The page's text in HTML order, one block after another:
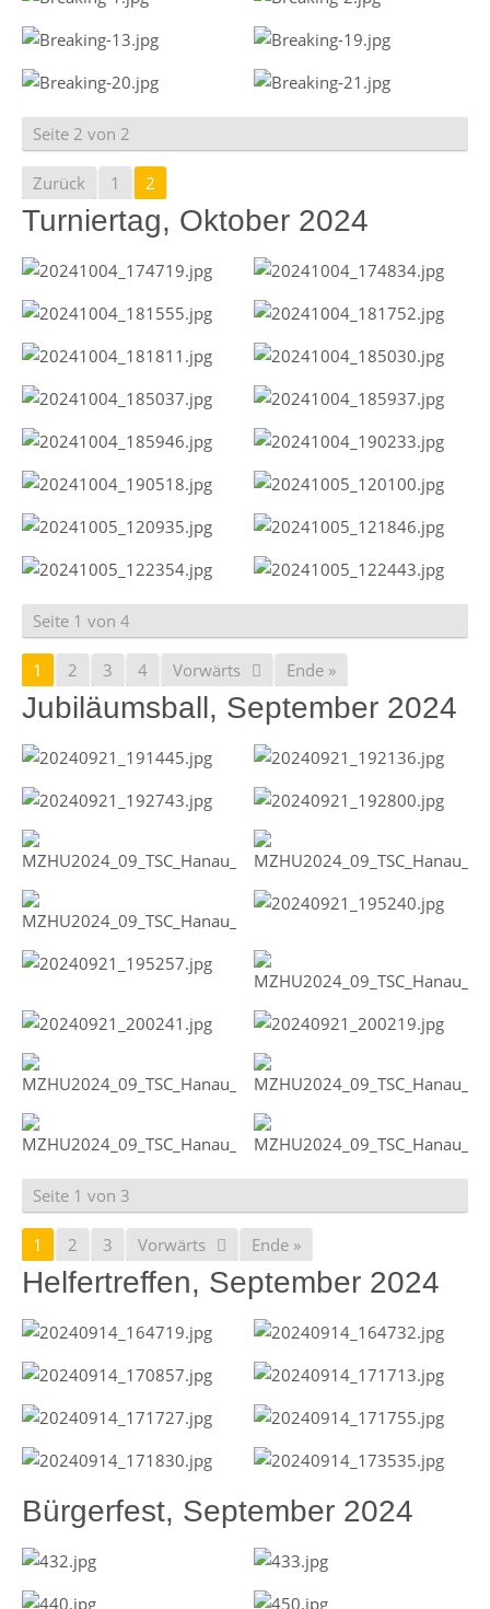
Seite 2 von 2
Zurück 1 2
Turniertag, Oktober 2024
Seite 1 von 4
1 2 3 4 Vorwärts Ende »
Jubiläumsball, September 2024
Seite 1 von 3
1 2 3 Vorwärts Ende »
Helfertreffen, September 2024
Bürgerfest, September 2024